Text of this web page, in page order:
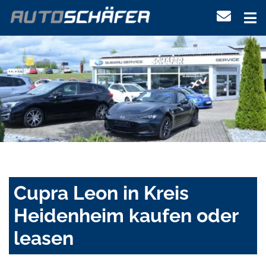
Cupra Leon in Kreis
Heidenheim kaufen oder
leasen